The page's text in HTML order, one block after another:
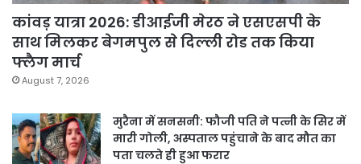
कांवड़ यात्रा 2026: डीआईजी मेरठ ने एसएसपी के
साथ मिलकर बेगमपुल से दिल्ली रोड तक किया
फ्लैग मार्च
August 7, 2026
मुरैना में सनसनी: फौजी पति ने पत्नी के सिर में
मारी गोली, अस्पताल पहुंचाने के बाद मौत का
पता चलते ही हुआ फरार